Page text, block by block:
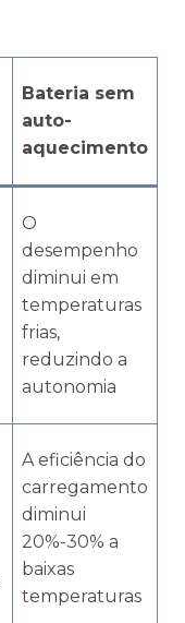
Bateria sem
auto-
aquecimento
O
desempenho
diminui em
temperaturas
frias,
reduzindo a
autonomia
A eficiência do
carregamento
diminui
20%-30% a
baixas
temperaturas